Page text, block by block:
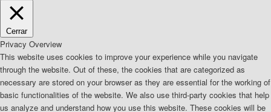
Cerrar
Privacy Overview
This website uses cookies to improve your experience while you navigate
through the website. Out of these, the cookies that are categorized as
necessary are stored on your browser as they are essential for the working of
basic functionalities of the website. We also use third-party cookies that help
us analyze and understand how you use this website. These cookies will be